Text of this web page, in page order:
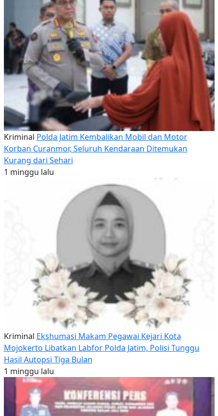
Kriminal Polda Jatim Kembalikan Mobil dan Motor
Korban Curanmor, Seluruh Kendaraan Ditemukan
Kurang dari Sehari
1 minggu lalu
Kriminal Ekshumasi Makam Pegawai Kejari Kota
Mojokerto Libatkan Labfor Polda Jatim, Polisi Tunggu
Hasil Autopsi Tiga Bulan
1 minggu lalu